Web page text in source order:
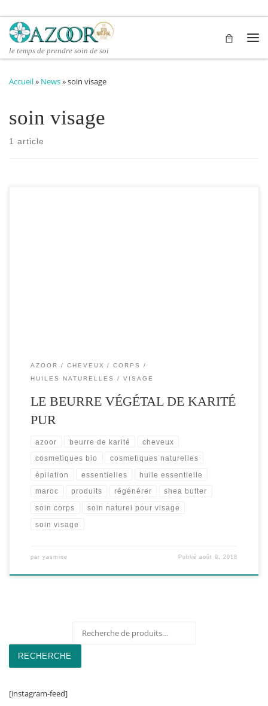
Passer au contenu
le temps de prendre soin de soi
Accueil» News»soin visage
soin visage
1 article
AZOOR CHEVEUX
CORPS
HUILES NATURELLES
VISAGE
LE BEURRE VÉGÉTAL DE KARITÉ
PUR
azoor beurre de karité cheveux
cosmetiques bio cosmetiques naturelles
épilation essentielles huile essentielle
maroc produits régénérer shea butter
soin corps soin naturel pour visage
soin visage
par yasmine Publiéaoût 9, 2018
RECHERCHE
[instagram-feed]